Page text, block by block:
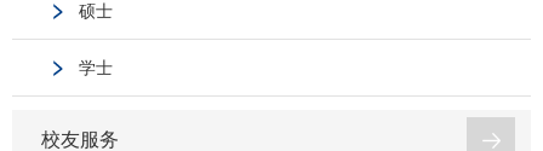
硕士
学士
校友服务